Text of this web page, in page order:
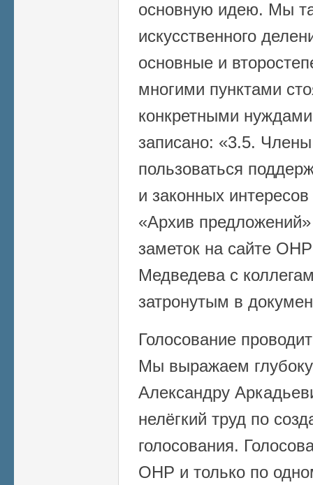
основную идею. Мы
искусственного
основные и
многими пунктами
конкретными
записано: «3.5.
пользоваться
и законных
«Архив
заметок на сайте
Медведева с
затронутым в
Голосование
Мы выражаем
Александру
нелёгкий труд по
голосования.
ОНР и только по